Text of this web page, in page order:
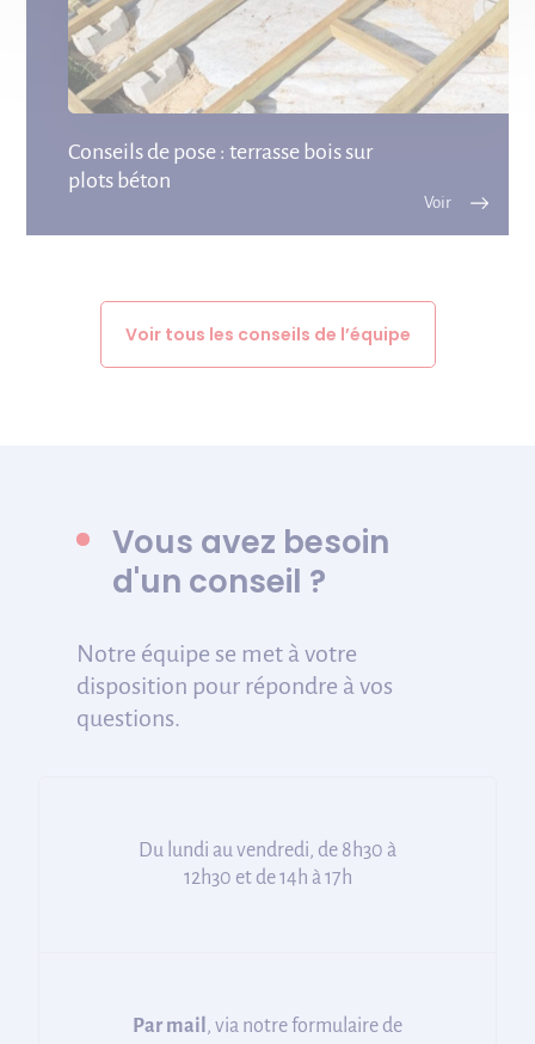
Conseils de pose : terrasse bois sur
plots béton
Voir tous les conseils de l’équipe
Vous avez besoin
d'un conseil ?
Notre équipe se met à votre
disposition pour répondre à vos
questions.
Du lundi au vendredi, de 8h30 à
12h30 et de 14h à 17h
Par mail , via notre formulaire de